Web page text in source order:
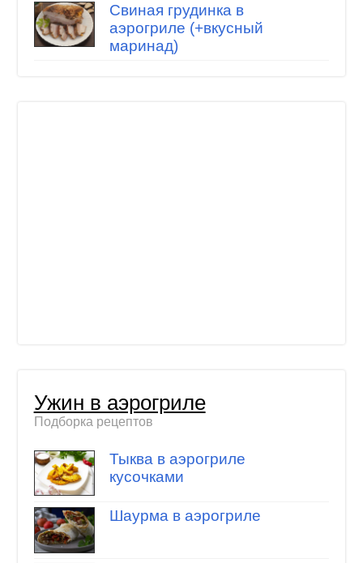
Свиная грудинка в
аэрогриле (+вкусный
маринад)
Ужин в аэрогриле
Подборка рецептов
Тыква в аэрогриле
кусочками
Шаурма в аэрогриле